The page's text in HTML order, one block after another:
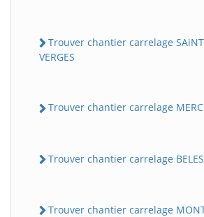
Trouver chantier carrelage
VERGES
Trouver chantier carrelage
Trouver chantier carrelage
Trouver chantier carrelage